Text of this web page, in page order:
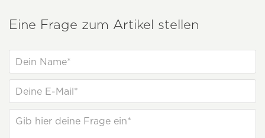
Eine Frage zum Artikel stellen